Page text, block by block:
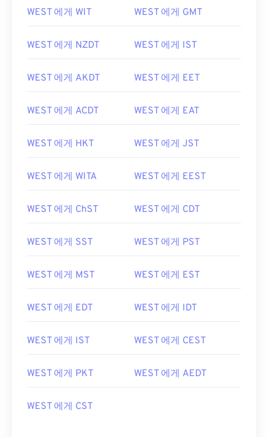
WEST 에게 WIT WEST 에게 GMT
WEST 에게 NZDT WEST 에게 IST
WEST 에게 AKDT WEST 에게 EET
WEST 에게 ACDT WEST 에게 EAT
WEST 에게 HKT WEST 에게 JST
WEST 에게 WITA WEST 에게 EEST
WEST 에게 ChST WEST 에게 CDT
WEST 에게 SST WEST 에게 PST
WEST 에게 MST WEST 에게 EST
WEST 에게 EDT WEST 에게 IDT
WEST 에게 IST WEST 에게 CEST
WEST 에게 PKT WEST 에게 AEDT
WEST 에게 CST